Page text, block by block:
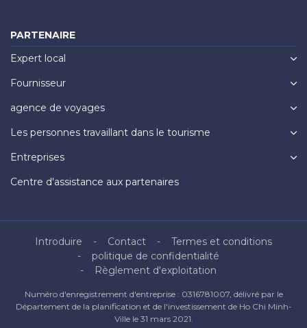
PARTENAIRE
Expert local
Fournisseur
agence de voyages
Les personnes travaillant dans le tourisme
Entreprises
Centre d'assistance aux partenaires
Introduire Contact
Termes et conditions
politique de confidentialité
Règlement d'exploitation
Numéro d'enregistrement d'entreprise : 0316781007, délivré par le
Département de la planification et de l'investissement de Ho Chi Minh-
Ville le 31 mars 2021.